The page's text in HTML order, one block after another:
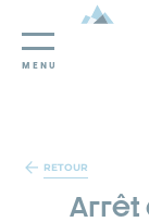
Panneau de gestion des
MENU
RETOUR
Arrêt